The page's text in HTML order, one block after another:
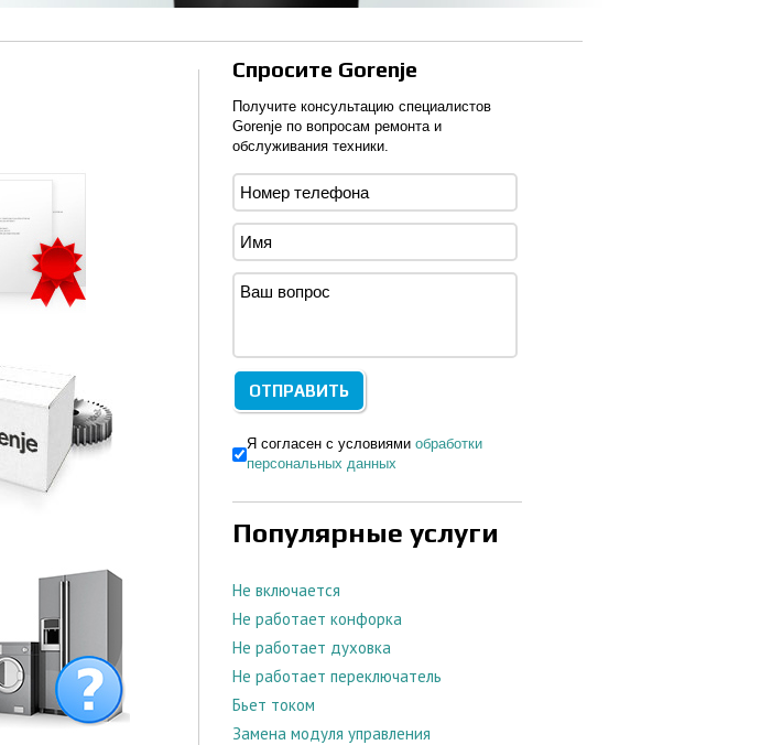
Спросите Gorenje
Получите консультацию специалистов
Gorenje по вопросам ремонта и
обслуживания техники.
Я согласен с условиями обработки
персональных данных
Популярные услуги
Не включается
Не работает конфорка
Не работает духовка
Не работает переключатель
Бьет током
Замена модуля управления